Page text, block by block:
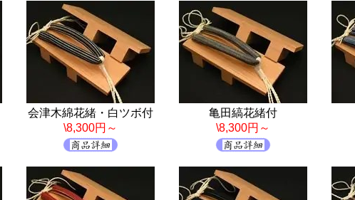
会津木綿花緒・白ツボ付
\8,300円～
亀田縞花緒付
\8,300円～